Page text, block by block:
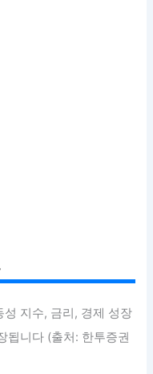
지수, 금리, 경제 성장
됩니다 (출처: 한투증권